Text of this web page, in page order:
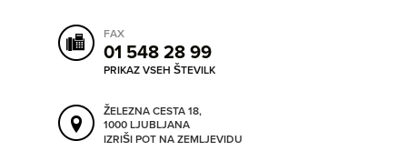
SO ODPRTA V
ORODJA
SHRANI V MOJ ITIS
FAX
01 548 28 99
PRIKAZ VSEH ŠTEVILK
ŽELEZNA CESTA 18,
1000 LJUBLJANA
IZRIŠI POT NA ZEMLJEVIDU